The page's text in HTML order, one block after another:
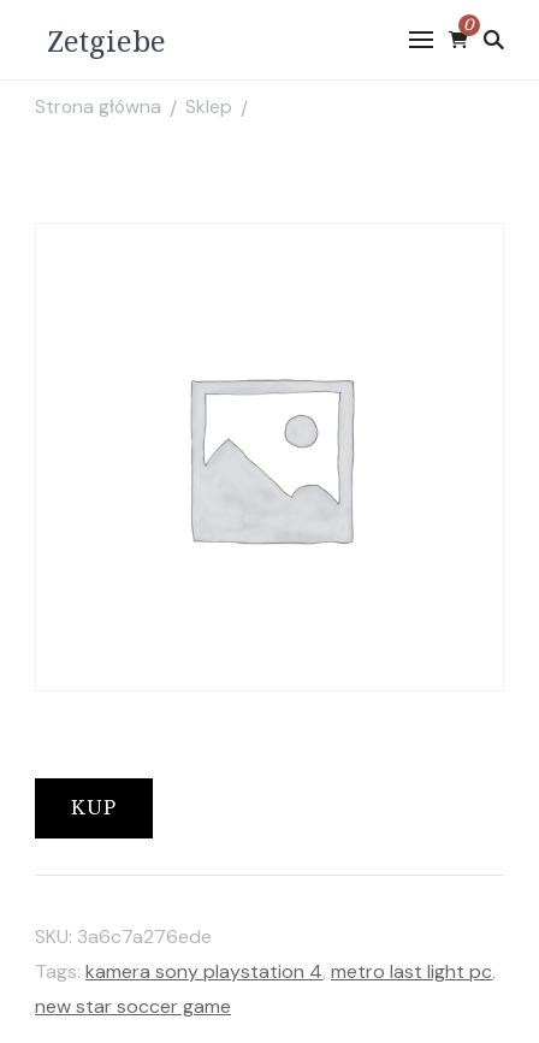
Zetgiebe 0
Strona główna / Sklep /
KUP
SKU: 3a6c7a276ede
Tags: kamera sony playstation 4, metro last light pc,
new star soccer game